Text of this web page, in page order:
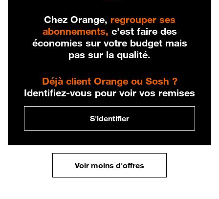
Chez Orange, regrouper ses
abonnements, c'est faire des
économies sur votre budget mais
pas sur la qualité.
Déjà client Orange ou Sosh ?
Identifiez-vous pour voir vos remises
S'identifier
Voir moins d'offres